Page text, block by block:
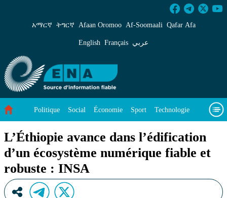
L’Éthiopie avance dans l’édification d’un
አማርኛ ትግርኛ Afaan Oromoo Af‑Soomaali Qafar Afa
English Français عربي
Politique Social Économie Sport Technologie
Environnement
L’Éthiopie avance dans l’édification
d’un écosystème numérique fiable et
robuste : INSA